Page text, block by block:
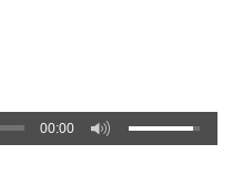
00:00